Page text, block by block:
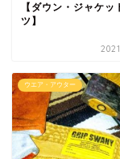
【ダウン・ジャケッ
ツ】
ウエア・アウター